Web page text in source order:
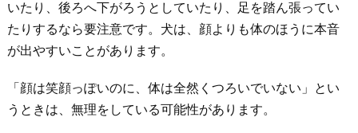
いたり、後ろへ下がろうとしていたり、足を踏ん張ってい
たりするなら要注意です。犬は、顔よりも体のほうに本音
が出やすいことがあります。
「顔は笑顔っぽいのに、体は全然くつろいでいない」とい
うときは、無理をしている可能性があります。